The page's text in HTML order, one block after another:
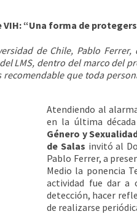
VIH: “Una forma de
de Chile, Pablo
LMS, dentro del marco del
recomendable que toda
Atendiendo al
en la última
Género y
de Salas invitó al
Pablo Ferrer, a
Medio la ponencia
actividad fue dar a
detección, hacer
de realizarse